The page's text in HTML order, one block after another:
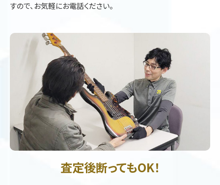
すので、お気軽にお電話ください。
査定後断ってもOK！